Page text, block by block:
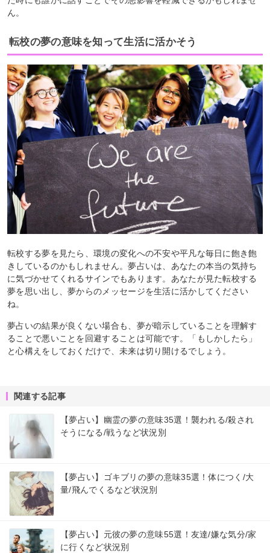
ん。
転校の夢の意味を知って生活に活かそう
転校する夢を見たら、環境の変化への不安や平凡な毎日に飽き飽
きしているのかもしれません。夢占いは、あなたの本当の気持ち
に気づかせてくれるサインでもあります。あなたが見た転校する
夢を思い出し、夢からのメッセージを生活に活かしてください
ね。
夢占いの結果が良くない場合も、夢が暗示していることを理解す
ることで悪いことを回避することは可能です。「もしかしたら」
と心構えをしておくだけで、未来は切り開けるでしょう。
関連する記事
【夢占い】幽霊の夢の意味35選！襲われる/殺され
そうになる/戦うなど状況別
【夢占い】ゴキブリの夢の意味35選！体につく/大
量/飛んでくるなど状況別
【夢占い】元彼の夢の意味55選！友達/嫌な気分/家
に行くなど状況別